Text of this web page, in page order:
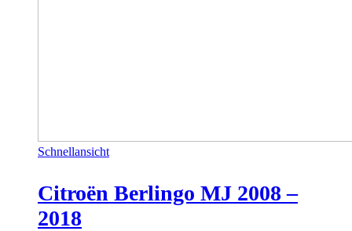
Schnellansicht
Citroën Berlingo MJ 2008 –
2018